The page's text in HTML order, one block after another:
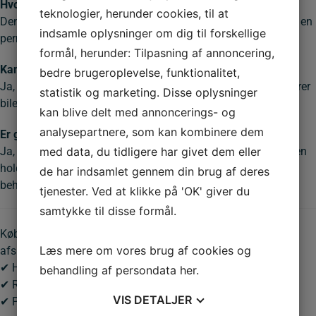
Hvordan monteres en fast gangstigalge?
Den nedstøbes i beton via bundpladen og flaps, hvilket giver en
permanent og stabil løsning.
Kan den bruges som bom til cykelsti?
Ja, gangstigalgen fungerer som en effektiv bom, der forhindrer
biler og knallerter i at køre ind på stier.
Er galvaniseret stål vejrbestandigt?
Ja, varmgalvaniseringen beskytter mod rust og slid, så galgen
holder i mange år uden behov for maling eller ekstra
behandling.
Køb
afspærring, bomme og stibomme.
✔ Hurtig levering i hele Danmark
✔ Robust og vedligeholdelsesfri løsning
✔ Perfekt til både offentlige og private områder
teknologier, herunder cookies, til at
indsamle oplysninger om dig til forskellige
formål, herunder: Tilpasning af annoncering,
bedre brugeroplevelse, funktionalitet,
statistik og marketing. Disse oplysninger
kan blive delt med annoncerings- og
analysepartnere, som kan kombinere dem
med data, du tidligere har givet dem eller
de har indsamlet gennem din brug af deres
tjenester. Ved at klikke på 'OK' giver du
samtykke til disse formål.
Læs mere om vores brug af cookies og
behandling af persondata her.
VIS DETALJER